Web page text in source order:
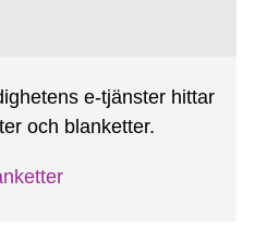
e-tjänster hittar
och blanketter.